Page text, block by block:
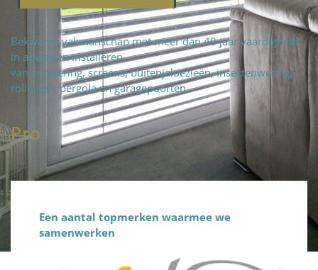
Bekwame vakmanschap met meer dan 40 jaar vaardigheid
in advies en installeren
van zonwering, screens, buitenjaloezieën, insectenwering,
rolluiken, pergola en garagepoorten.
Pro fteam|
Een aantal topmerken waarmee we
samenwerken